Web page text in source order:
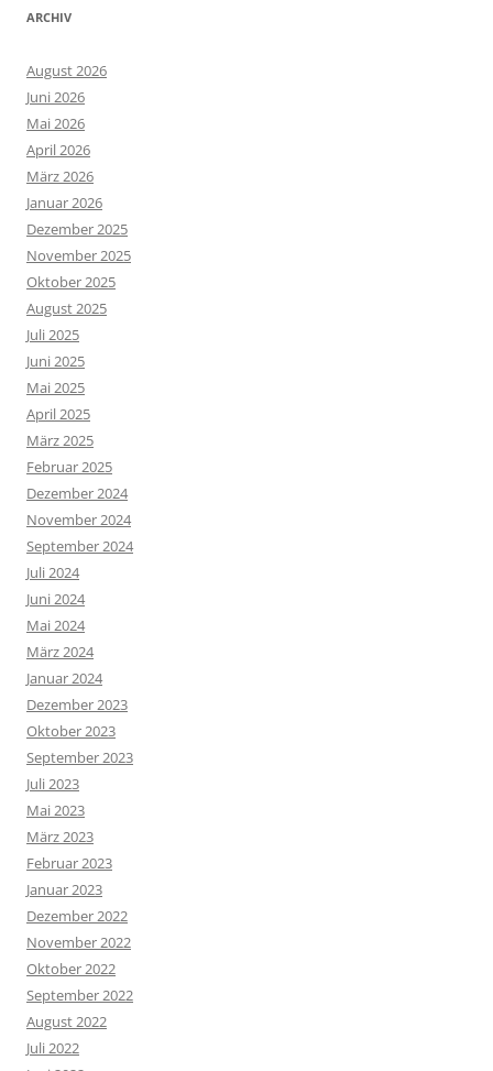
ARCHIV
August 2026
Juni 2026
Mai 2026
April 2026
März 2026
Januar 2026
Dezember 2025
November 2025
Oktober 2025
August 2025
Juli 2025
Juni 2025
Mai 2025
April 2025
März 2025
Februar 2025
Dezember 2024
November 2024
September 2024
Juli 2024
Juni 2024
Mai 2024
März 2024
Januar 2024
Dezember 2023
Oktober 2023
September 2023
Juli 2023
Mai 2023
März 2023
Februar 2023
Januar 2023
Dezember 2022
November 2022
Oktober 2022
September 2022
August 2022
Juli 2022